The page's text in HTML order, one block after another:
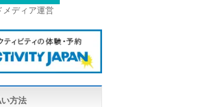
メディア運営
方法